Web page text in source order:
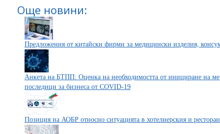
Още новини:
Предложения от китайски фирми за медицински изделия,
Анкета на БТПП: Оценка на необходимостта от инициране на
последици за бизнеса от COVID-19
Позиция на АОБР относно ситуацията в хотелиерския и